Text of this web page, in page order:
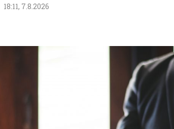
18:11, 7.8.2026